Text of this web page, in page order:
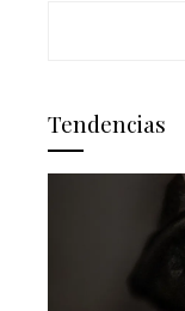
Tendencias